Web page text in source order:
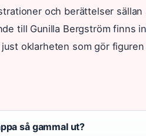
och berättelser
till Gunilla Bergström finns
oklarheten som gör
så gammal ut?